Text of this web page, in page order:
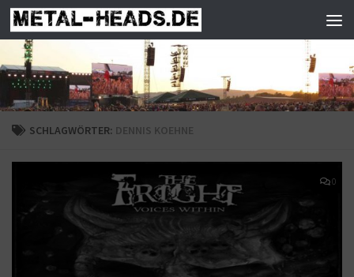
Zum Inhalt springen
SCHLAGWÖRTER: DENNIS KOEHNE
0